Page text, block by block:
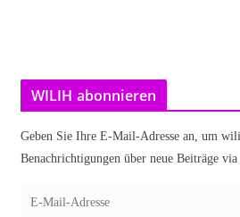
WILIH abonnieren
Geben Sie Ihre E-Mail-Adresse an, um
Benachrichtigungen über neue Beiträge